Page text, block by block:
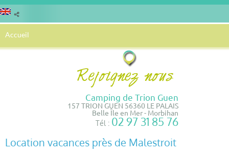
Accueil
Camping de Trion Guen
157 TRION GUEN 56360 LE PALAIS
Belle Île en Mer - Morbihan
Tél : 02 97 31 85 76
Location vacances près de Malestroit